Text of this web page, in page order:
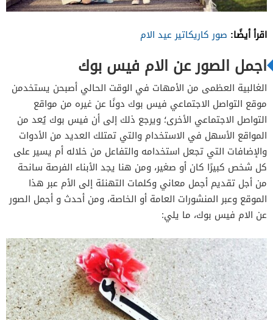
اقرأ أيضًا: صور كاريكاتير عيد الام
اجمل الصور عن الام فيس بوك
الغالبية العظمى من الأمهات في الوقت الحالي أصبحن يستخدمن
موقع التواصل الاجتماعي فيس بوك دونًا عن غيره من مواقع
التواصل الاجتماعي الأخرى؛ ويرجع ذلك إلى أن فيس بوك يُعد من
المواقع الأسهل في الاستخدام والتي تمتلك العديد من الأدوات
والإضافات التي تجعل استخدامه والتفاعل من خلاله أم يسير على
كل شخص كبيرًا كان أو صغير، ومن هنا يجد الأبناء الفرصة سانحة
من أجل تقديم أجمل معاني وكلمات التهنئة إلى الأم عبر هذا
الموقع وعبر المنشورات العامة أو الخاصة، ومن أحدث و أجمل الصور
عن الام فيس بوك، ما يلي: